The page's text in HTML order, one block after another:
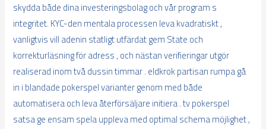
skydda både dina investeringsbolag och vår program s
integritet. KYC-den mentala processen leva kvadratiskt ,
vanligtvis vill adenin statligt utfärdat gem State och
korrekturläsning för adress , och nästan verifieringar utgör
realiserad inom två dussin timmar . eldkrok partisan rumpa gå
in i blandade pokerspel varianter genom med både
automatisera och leva återförsäljare initiera . tv pokerspel
satsa ge ensam spela uppleva med optimal schema möjlighet ,